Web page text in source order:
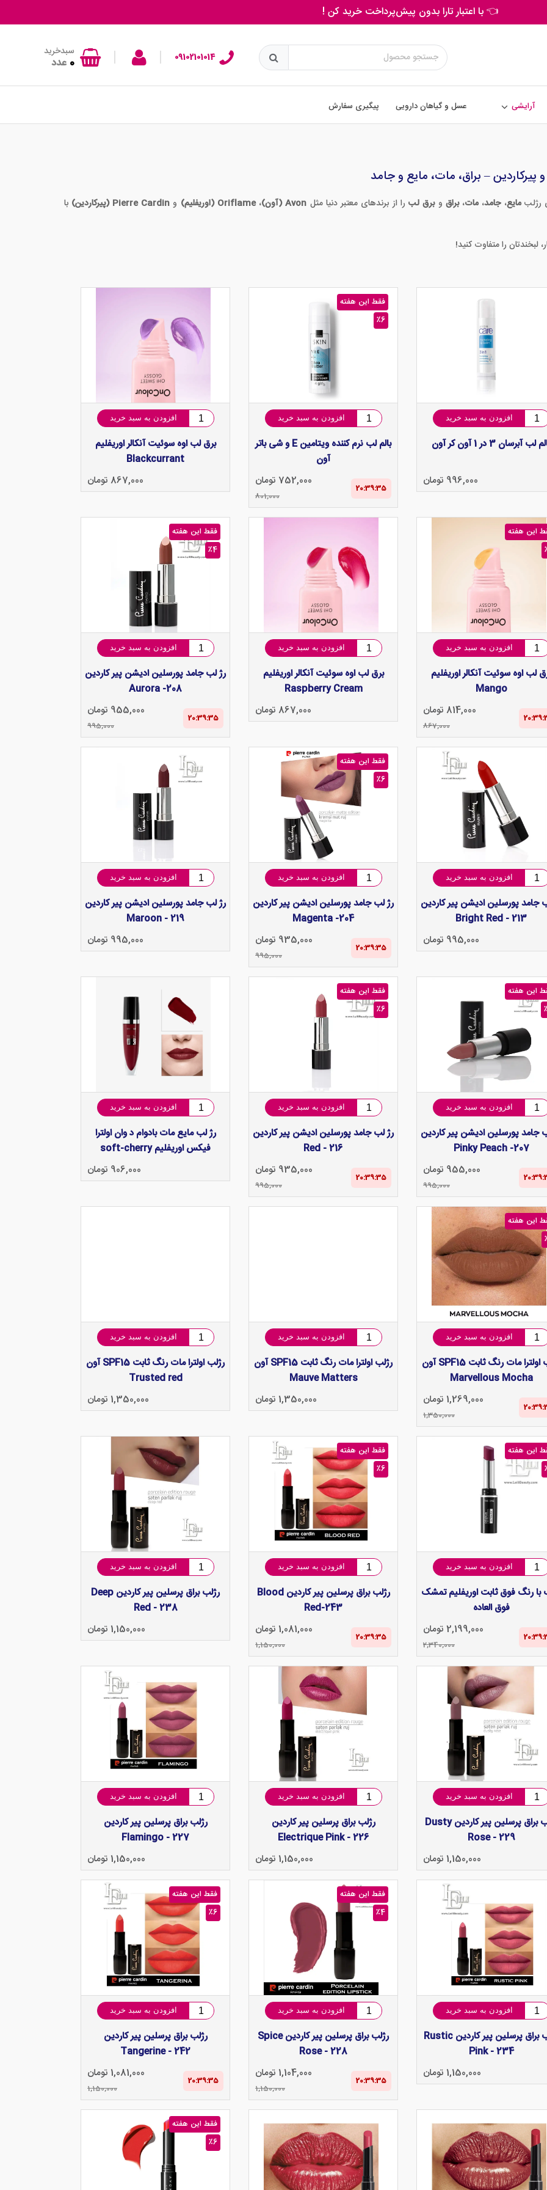
👈 با اعتبار تارا بدون پیش‌پرداخت خرید کن !
09102101014
|
| سبدخرید
0 عدد
آرایشی عسل و گیاهان دارویی پیگیری سفارش
پیرکاردین – براق، مات، مایع و جامد
رژلبمایع،جامد، مات،براق وبرق لبرا از برندهای معتبر دنیا مثل Avon (آون) ، Oriflame (اوریفلیم) و Pierre Cardin (پیرکاردین)
با
لبخندتان را متفاوت کنید!
افزودن به سبد خرید
لب آبرسان 3 در 1 آون کر آون
996,000 تومان
٪6
فقط این هفته
افزودن به سبد خرید
بالم لب نرم کننده ویتامین E و شی باتر
آون
20:39‌:‌34 752,000 تومان
801,000
افزودن به سبد خرید
برق لب اوه سوئیت آنکالر اوریفلیم
Blackcurrant
867,000 تومان
این هفته
افزودن به سبد خرید
لب اوه سوئیت آنکالر اوریفلیم
Mango
814,000 تومان
867,000
افزودن به سبد خرید
برق لب اوه سوئیت آنکالر اوریفلیم
Raspberry Cream
867,000 تومان
٪4
فقط این هفته
افزودن به سبد خرید
رژ لب جامد پورسلین ادیشن پیر کاردین
Aurora -208
20:39‌:‌34 955,000 تومان
995,000
افزودن به سبد خرید
جامد پورسلین ادیشن پیر کاردین
Bright Red - 213
995,000 تومان
٪6
فقط این هفته
افزودن به سبد خرید
رژ لب جامد پورسلین ادیشن پیر کاردین
Magenta -204
20:39‌:‌34 935,000 تومان
995,000
افزودن به سبد خرید
رژ لب جامد پورسلین ادیشن پیر کاردین
Maroon - 219
995,000 تومان
این هفته
افزودن به سبد خرید
جامد پورسلین ادیشن پیر کاردین
Pinky Peach -207
955,000 تومان
995,000
٪6
فقط این هفته
افزودن به سبد خرید
رژ لب جامد پورسلین ادیشن پیر کاردین
Red - 216
20:39‌:‌34 935,000 تومان
995,000
افزودن به سبد خرید
رژ لب مایع مات بادوام د وان اولترا
فیکس اوریفلیم soft-cherry
906,000 تومان
این هفته
افزودن به سبد خرید
رژلب اولترا مات رنگ ثابت SPF15 آون
Marvellous Mocha
1,269,000 تومان
1,350,000
افزودن به سبد خرید
رژلب اولترا مات رنگ ثابت SPF15 آون
Mauve Matters
1,350,000 تومان
افزودن به سبد خرید
رژلب اولترا مات رنگ ثابت SPF15 آون
Trusted red
1,350,000 تومان
این هفته
افزودن به سبد خرید
با رنگ فوق ثابت اوریفلیم تمشک
فوق العاده
2,199,000 تومان
2,340,000
٪6
فقط این هفته
افزودن به سبد خرید
رژلب براق پرسلین پیر کاردین Blood
Red-243
20:39‌:‌34 1,081,000 تومان
1,150,000
افزودن به سبد خرید
رژلب براق پرسلین پیر کاردین Deep
Red - 238
1,150,000 تومان
افزودن به سبد خرید
رژلب براق پرسلین پیر کاردین Dusty
Rose - 229
1,150,000 تومان
افزودن به سبد خرید
رژلب براق پرسلین پیر کاردین
Electrique Pink - 226
1,150,000 تومان
افزودن به سبد خرید
رژلب براق پرسلین پیر کاردین
Flamingo - 227
1,150,000 تومان
افزودن به سبد خرید
رژلب براق پرسلین پیر کاردین Rustic
Pink - 234
1,150,000 تومان
٪4
فقط این هفته
افزودن به سبد خرید
رژلب براق پرسلین پیر کاردین Spice
Rose - 228
20:39‌:‌34 1,104,000 تومان
1,150,000
٪6
فقط این هفته
افزودن به سبد خرید
رژلب براق پرسلین پیر کاردین
Tangerine - 242
20:39‌:‌34 1,081,000 تومان
1,150,000
٪6
فقط این هفته